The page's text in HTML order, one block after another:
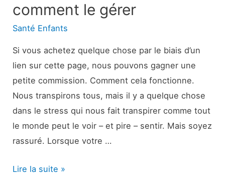
comment le gérer
Santé Enfants
Si vous achetez quelque chose par le biais d’un
lien sur cette page, nous pouvons gagner une
petite commission. Comment cela fonctionne.
Nous transpirons tous, mais il y a quelque chose
dans le stress qui nous fait transpirer comme tout
le monde peut le voir – et pire – sentir. Mais soyez
rassuré. Lorsque votre …
la
Lire la suite »